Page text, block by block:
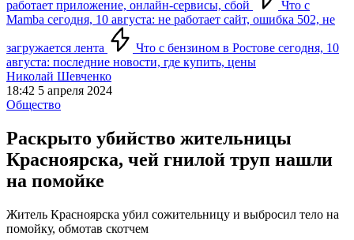
работает приложение, онлайн-сервисы, сбой
Что с
Mamba сегодня, 10 августа: не работает сайт, ошибка 502, не
загружается лента
Что с бензином в Ростове сегодня, 10
августа: последние новости, где купить, цены
Николай Шевченко
18:42 5 апреля 2024
Общество
Раскрыто убийство жительницы
Красноярска, чей гнилой труп нашли
на помойке
Житель Красноярска убил сожительницу и выбросил тело на
помойку, обмотав скотчем